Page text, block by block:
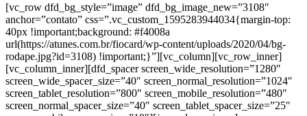
[vc_row dfd_bg_style=”image” dfd_bg_image_new=”3108″
anchor=”contato” css=”.vc_custom_1595283944034{margin-top:
40px !important;background: #f4008a
url(https://atunes.com.br/fiocard/wp-content/uploads/2020/04/bg-
rodape.jpg?id=3108) !important;}”][vc_column][vc_row_inner]
[vc_column_inner][dfd_spacer screen_wide_resolution=”1280″
screen_wide_spacer_size=”40″ screen_normal_resolution=”1024″
screen_tablet_resolution=”800″ screen_mobile_resolution=”480″
screen_normal_spacer_size=”40″ screen_tablet_spacer_size=”25″